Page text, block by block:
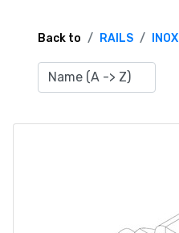
TERMS OF SERVICE
CATALOGUES
Back to RAILS INOX